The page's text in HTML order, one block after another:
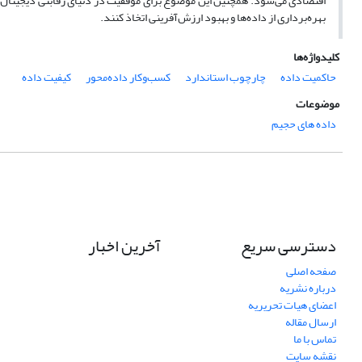
بهره‌برداری از داده‌ها و بهبود ارزش‌آفرینی اتخاذ کنند.
کلیدواژه‌ها
حاکمیت داده
چارچوب استاندارد کسب‌وکار داده‌محور
کیفیت داده
موضوعات
داده های حجیم
دسترسی سریع
صفحه اصلی
درباره نشریه
اعضای هیات تحریریه
ارسال مقاله
تماس با ما
نقشه سایت
آخرین اخبار